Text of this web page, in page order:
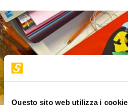
Questo sito web utilizza i cookie